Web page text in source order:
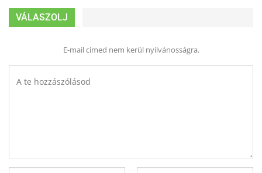
VÁLASZOLJ
E-mail címed nem kerül nyilvánosságra.